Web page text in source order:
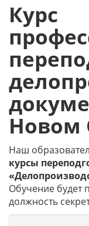
Курс
Новом
Наш
курсы
Обучение будет
должность